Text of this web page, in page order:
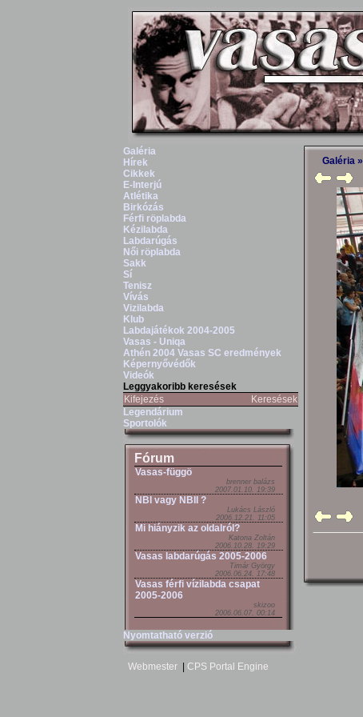
Galéria
Hírek
Cikkek
E-Interjú
Atlétika
Birkózás
Férfi röplabda
Kézilabda
Labdarúgás
Női röplabda
Sakk
Sí
Tenisz
Vívás
Vizilabda
Klub
Labdajátékok 2004-2005
Vasas - Uniqa
Athén 2004 Vasas SC eredmények
Képernyővédők
Videók
Leggyakoribb keresések
Kifejezés
Keresések
Legendárium
Sportolók
Fórum
Vasas-függö
brenner balázs
2007.01.10. 19:39
NBI vagy NBII ?
Lukács László
2006.12.21. 11:05
Mi hiányzik az oldalról?
Katona Zoltán
2006.10.28. 19:29
Vasas labdarúgás 2005-2006
Timár György
2006.06.24. 17:48
Vasas férfi vízilabda csapat
2005-2006
skizoo
2006.06.07. 00:14
Nyomtatható verzió
Galéria»
Webmester CPS Portal Engine